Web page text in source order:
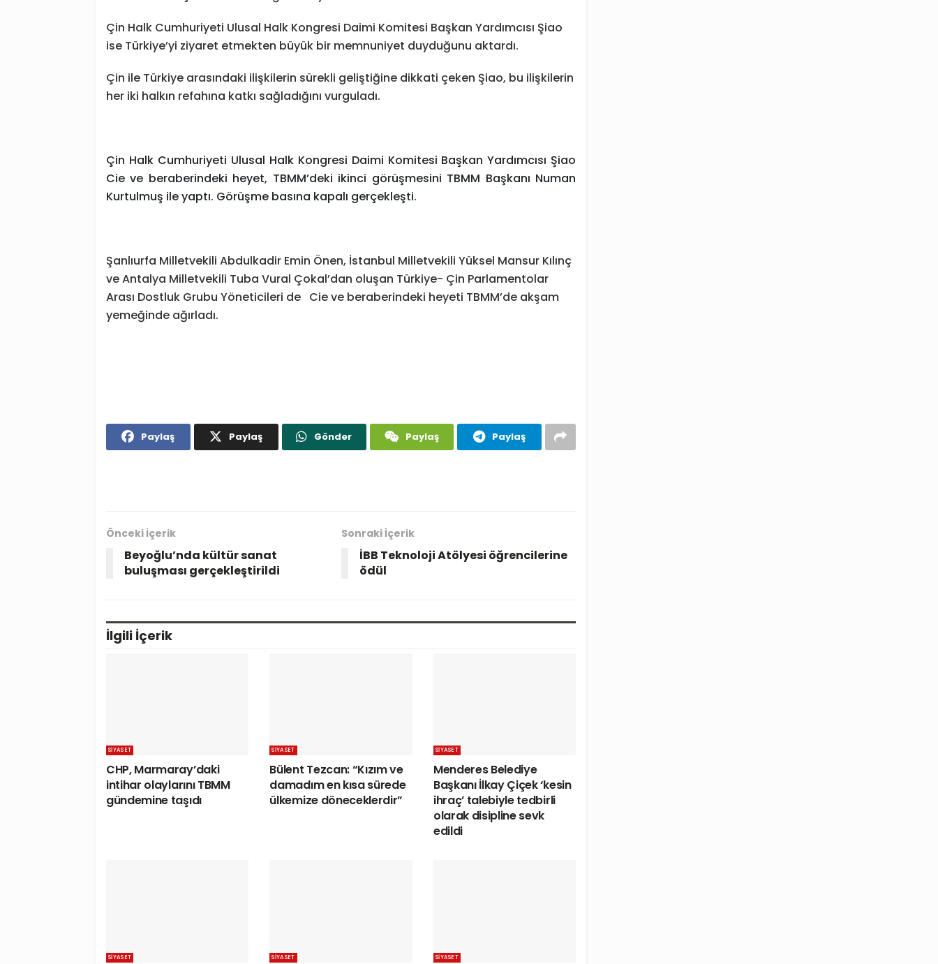
Çin Halk Cumhuriyeti Ulusal Halk Kongresi Daimi Komitesi Başkan Yardımcısı Şiao
ise Türkiye’yi ziyaret etmekten büyük bir memnuniyet duyduğunu aktardı.
Çin ile Türkiye arasındaki ilişkilerin sürekli geliştiğine dikkati çeken Şiao, bu ilişkilerin
her iki halkın refahına katkı sağladığını vurguladı.
Çin Halk Cumhuriyeti Ulusal Halk Kongresi Daimi Komitesi Başkan Yardımcısı Şiao
Cie ve beraberindeki heyet, TBMM’deki ikinci görüşmesini TBMM Başkanı Numan
Kurtulmuş ile yaptı. Görüşme basına kapalı gerçekleşti.
Şanlıurfa Milletvekili Abdulkadir Emin Önen, İstanbul Milletvekili Yüksel Mansur Kılınç
ve Antalya Milletvekili Tuba Vural Çokal’dan oluşan Türkiye- Çin Parlamentolar
Arası Dostluk Grubu Yöneticileri de Cie ve beraberindeki heyeti TBMM’de akşam
yemeğinde ağırladı.
Paylaş Paylaş Gönder Paylaş Paylaş
Önceki İçerik
Beyoğlu’nda kültür sanat
buluşması gerçekleştirildi
Sonraki İçerik
İBB Teknoloji Atölyesi öğrencilerine
ödül
İlgili İçerik
SIYASET
CHP, Marmaray’daki
intihar olaylarını TBMM
gündemine taşıdı
SIYASET
Bülent Tezcan: “Kızım ve
damadım en kısa sürede
ülkemize döneceklerdir”
SIYASET
Menderes Belediye
Başkanı İlkay Çiçek ‘kesin
ihraç’ talebiyle tedbirli
olarak disipline sevk
edildi
SIYASET SIYASET SIYASET